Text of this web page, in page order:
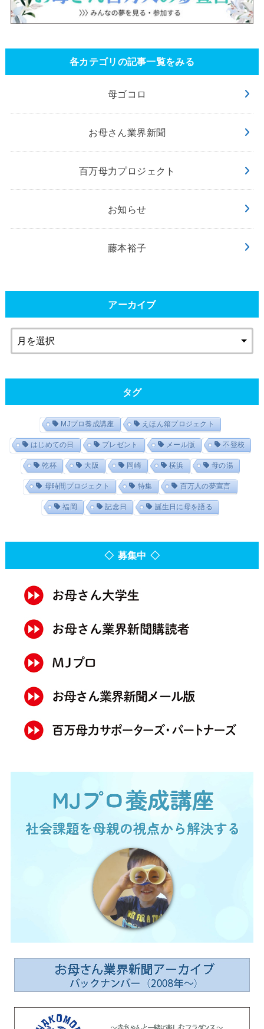
各カテゴリの記事一覧をみる
母ゴコロ
お母さん業界新聞
百万母力プロジェクト
お知らせ
藤本裕子
アーカイブ
タグ
MJプロ養成講座 えほん箱プロジェクト
はじめての日 プレゼント メール版 不登校
乾杯 大阪 岡崎 横浜 母の湯
母時間プロジェクト 特集 百万人の夢宣言
福岡 記念日 誕生日に母を語る
◇ 募集中 ◇